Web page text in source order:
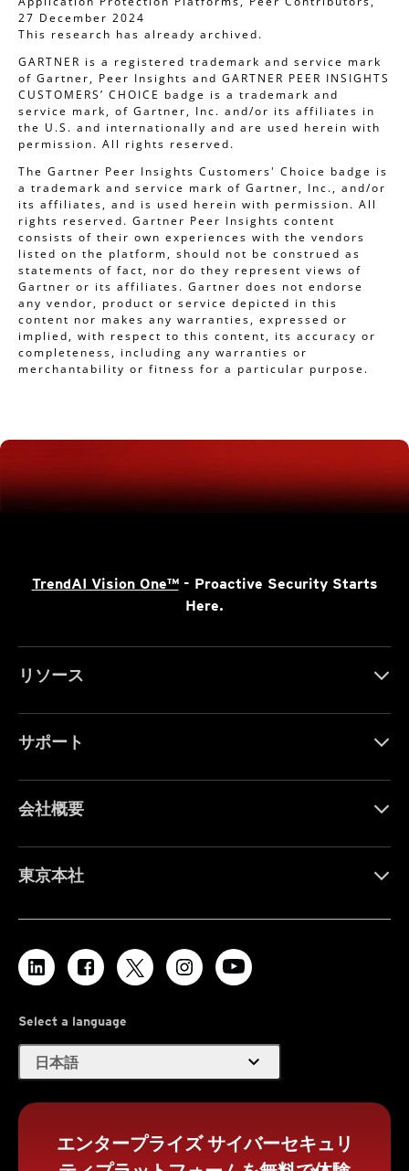
27 December 2024
This research has already archived.
GARTNER is a registered trademark and service mark
of Gartner, Peer Insights and GARTNER PEER INSIGHTS
CUSTOMERS’ CHOICE badge is a trademark and
service mark, of Gartner, Inc. and/or its affiliates in
the U.S. and internationally and are used herein with
permission. All rights reserved.
The Gartner Peer Insights Customers' Choice badge is
a trademark and service mark of Gartner, Inc., and/or
its affiliates, and is used herein with permission. All
rights reserved. Gartner Peer Insights content
consists of their own experiences with the vendors
listed on the platform, should not be construed as
statements of fact, nor do they represent views of
Gartner or its affiliates. Gartner does not endorse
any vendor, product or service depicted in this
content nor makes any warranties, expressed or
implied, with respect to this content, its accuracy or
completeness, including any warranties or
merchantability or fitness for a particular purpose.
TrendAI Vision One™- Proactive Security Starts
Here.
リソース
サポート
会社概要
東京本社
Select a language
日本語 expand_more
エンタープライズ サイバーセキュリ